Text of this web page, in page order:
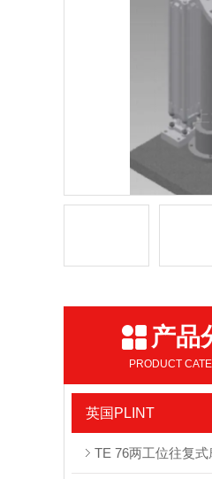
产品
PRODUCT
英国PLINT